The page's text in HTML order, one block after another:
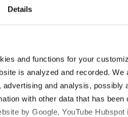
Details
and functions for your
is analyzed and recorded. We
and analysis, possibly
with other data that has
by Google, YouTube